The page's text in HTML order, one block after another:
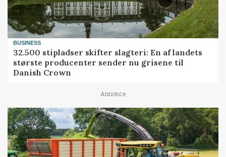
BUSINESS
32.500 stipladser skifter slagteri: En af landets
største producenter sender nu grisene til
Danish Crown
Annonce